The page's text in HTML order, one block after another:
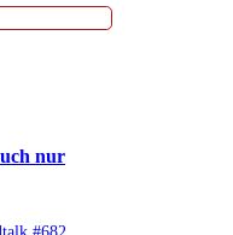
nur